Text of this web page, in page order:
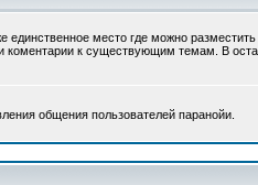
единственное место где можно
коментарии к существующим темам. В
общения пользователей паранойи.